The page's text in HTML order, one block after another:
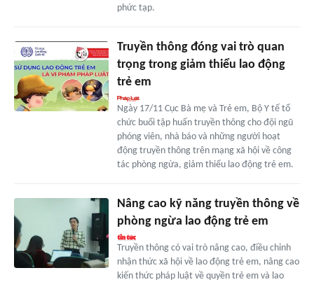
phức tạp.
Truyền thông đóng vai trò quan
trọng trong giảm thiểu lao động
trẻ em
Ngày 17/11 Cục Bà mẹ và Trẻ em, Bộ Y tế tổ
chức buổi tập huấn truyền thông cho đội ngũ
phóng viên, nhà báo và những người hoạt
động truyền thông trên mạng xã hội về công
tác phòng ngừa, giảm thiểu lao động trẻ em.
Nâng cao kỹ năng truyền thông về
phòng ngừa lao động trẻ em
Truyền thông có vai trò nâng cao, điều chỉnh
nhận thức xã hội về lao động trẻ em, nâng cao
kiến thức pháp luật về quyền trẻ em và lao